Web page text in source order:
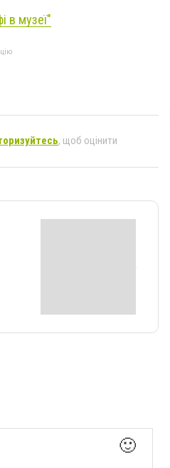
в музеї"
, щоб оцінити
🙂